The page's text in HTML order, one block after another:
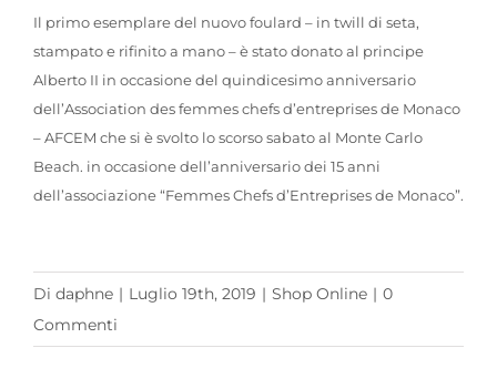
Il primo esemplare del nuovo foulard – in twill di seta,
stampato e rifinito a mano – è stato donato al principe
Alberto II in occasione del quindicesimo anniversario
dell’Association des femmes chefs d’entreprises de Monaco
– AFCEM che si è svolto lo scorso sabato al Monte Carlo
Beach. in occasione dell’anniversario dei 15 anni
dell’associazione “Femmes Chefs d’Entreprises de Monaco”.
Di daphne | Luglio 19th, 2019 | Shop Online | 0
Commenti